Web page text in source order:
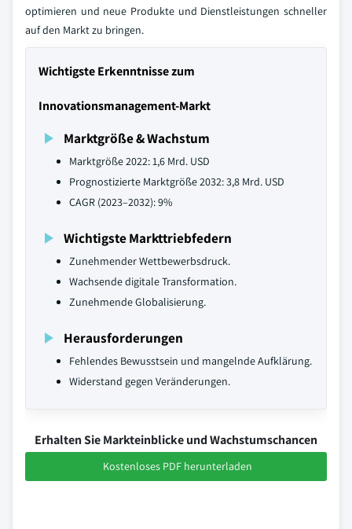
optimieren und neue Produkte und Dienstleistungen schneller
auf den Markt zu bringen.
Wichtigste Erkenntnisse zum
Innovationsmanagement-Markt
Marktgröße & Wachstum
Marktgröße 2022: 1,6 Mrd. USD
Prognostizierte Marktgröße 2032: 3,8 Mrd. USD
CAGR (2023–2032): 9%
Wichtigste Markttriebfedern
Zunehmender Wettbewerbsdruck.
Wachsende digitale Transformation.
Zunehmende Globalisierung.
Herausforderungen
Fehlendes Bewusstsein und mangelnde Aufklärung.
Widerstand gegen Veränderungen.
Erhalten Sie Markteinblicke und Wachstumschancen
Kostenloses PDF herunterladen